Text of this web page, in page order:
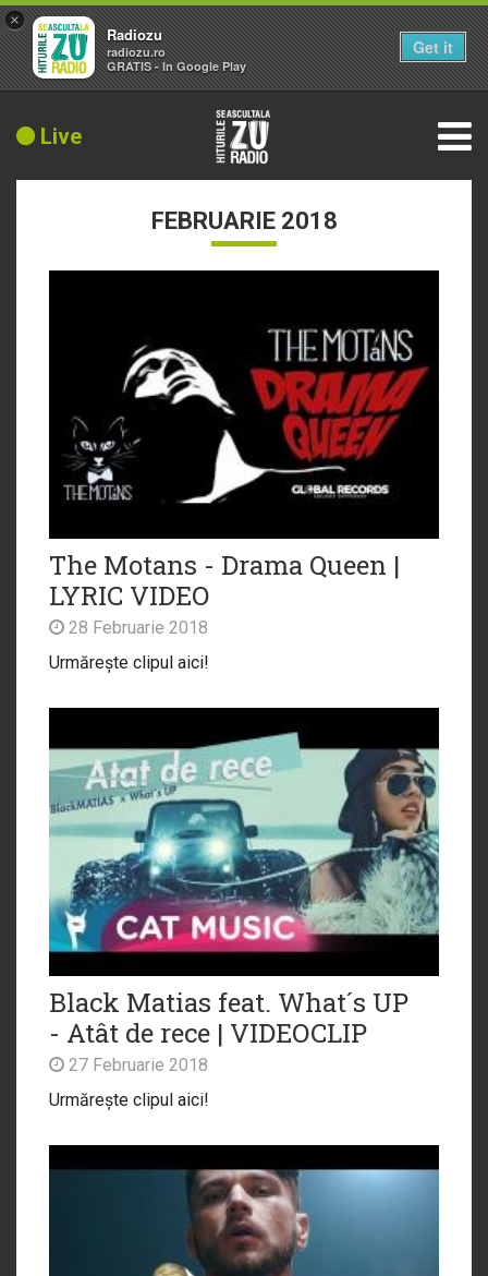
Live
FEBRUARIE 2018
The Motans - Drama Queen |
LYRIC VIDEO
28 Februarie 2018
Urmărește clipul aici!
Black Matias feat. What´s UP
- Atât de rece | VIDEOCLIP
27 Februarie 2018
Urmărește clipul aici!
×
Radiozu
radiozu.ro
GRATIS - In Google Play
Get it